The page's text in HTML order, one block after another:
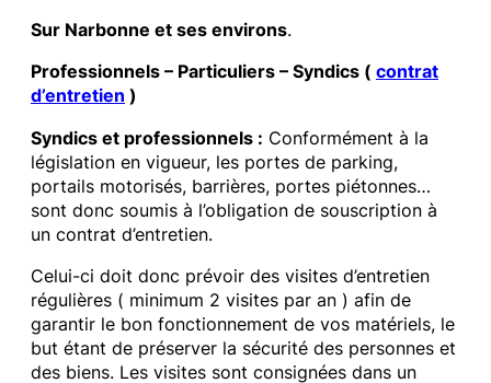
Sur Narbonne et ses environs.
Professionnels – Particuliers – Syndics ( contrat
d’entretien )
Syndics et professionnels : Conformément à la
législation en vigueur, les portes de parking,
portails motorisés, barrières, portes piétonnes…
sont donc soumis à l’obligation de souscription à
un contrat d’entretien.
Celui-ci doit donc prévoir des visites d’entretien
régulières ( minimum 2 visites par an ) afin de
garantir le bon fonctionnement de vos matériels, le
but étant de préserver la sécurité des personnes et
des biens. Les visites sont consignées dans un